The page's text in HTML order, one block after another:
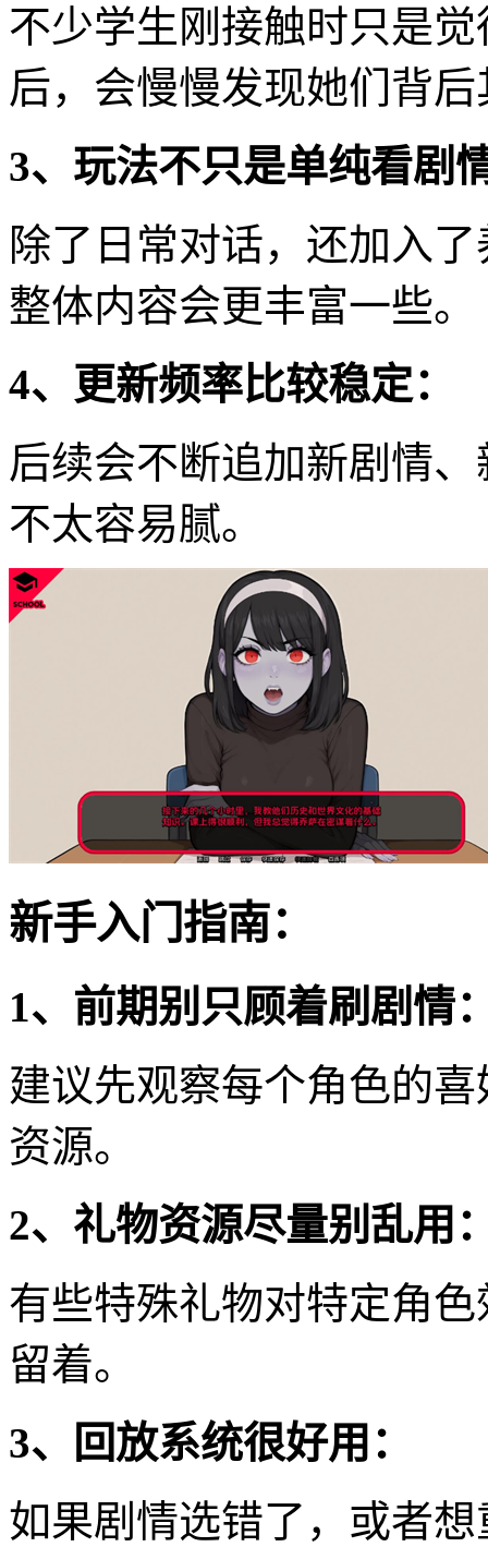
不少学生刚接触时只是
后，会慢慢发现她们背
3、玩法不只是单纯看剧
除了日常对话，还加入
整体内容会更丰富一些。
4、更新频率比较稳定：
后续会不断追加新剧情
不太容易腻。
新手入门指南：
1、前期别只顾着刷剧情
建议先观察每个角色的
资源。
2、礼物资源尽量别乱用
有些特殊礼物对特定角
留着。
3、回放系统很好用：
如果剧情选错了，或者